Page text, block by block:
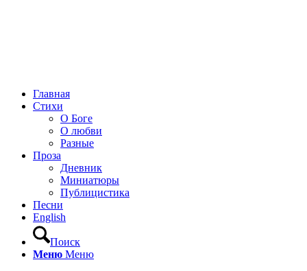
Главная
Стихи
О Боге
О любви
Разные
Проза
Дневник
Миниатюры
Публицистика
Песни
English
Поиск
Меню Меню